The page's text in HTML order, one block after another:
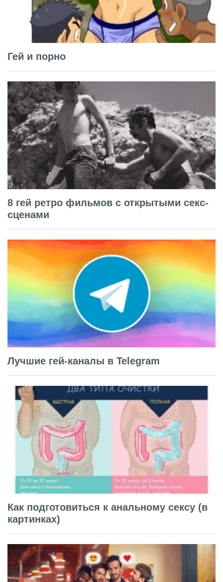
Гей и порно
8 гей ретро фильмов с открытыми секс-
сценами
Лучшие гей-каналы в Telegram
Как подготовиться к анальному сексу (в
картинках)